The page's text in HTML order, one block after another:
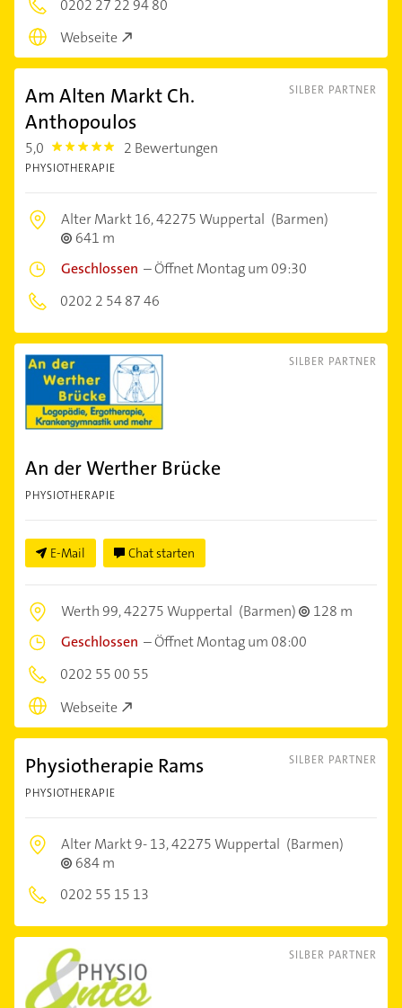
0202 27 22 94 80
Webseite
SILBER PARTNER
Am Alten Markt Ch.
Anthopoulos
5,0 5.0 2 Bewertungen
PHYSIOTHERAPIE
Alter Markt 16,42275 Wuppertal (Barmen)
641 m
Geschlossen –Öffnet Montag um 09:30
0202 2 54 87 46
SILBER PARTNER
An der Werther Brücke
PHYSIOTHERAPIE
E-Mail Chat starten
Werth 99,42275 Wuppertal (Barmen)
128 m
Geschlossen –Öffnet Montag um 08:00
0202 55 00 55
Webseite
SILBER PARTNER
Physiotherapie Rams
PHYSIOTHERAPIE
Alter Markt 9- 13,42275 Wuppertal (Barmen)
684 m
0202 55 15 13
SILBER PARTNER